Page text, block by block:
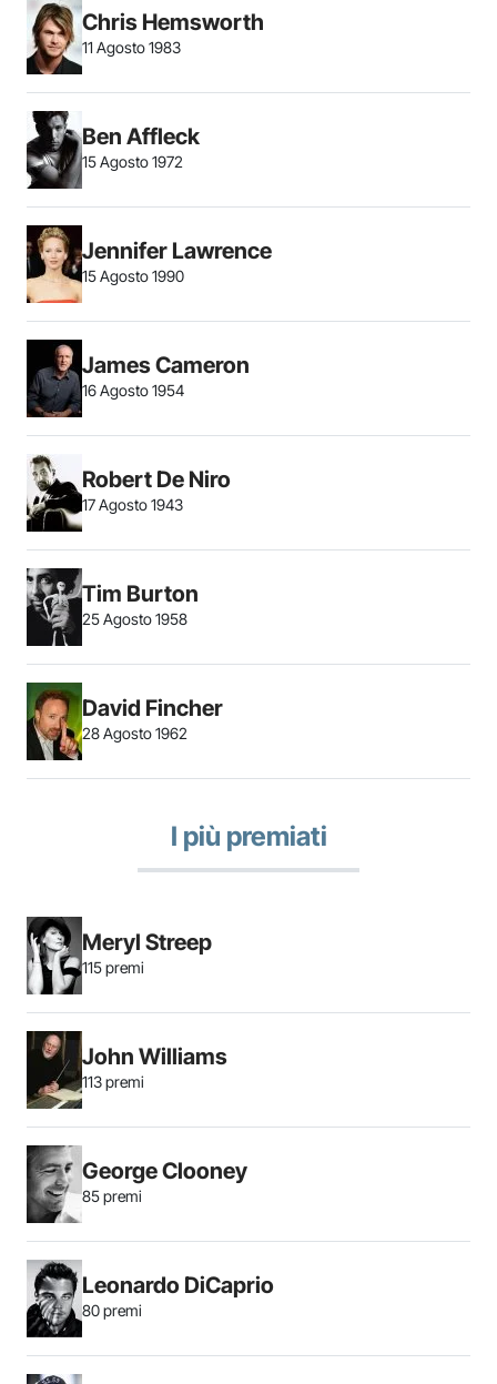
Chris Hemsworth
11 Agosto 1983
Ben Affleck
15 Agosto 1972
Jennifer Lawrence
15 Agosto 1990
James Cameron
16 Agosto 1954
Robert De Niro
17 Agosto 1943
Tim Burton
25 Agosto 1958
David Fincher
28 Agosto 1962
I più premiati
Meryl Streep
115 premi
John Williams
113 premi
George Clooney
85 premi
Leonardo DiCaprio
80 premi